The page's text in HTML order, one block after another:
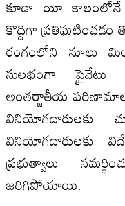
కూడా యీ కాలంలోనే
కొద్దిగా
రంగంలోని నూలు
సులభంగా ప్రైవేటు
అంతర్జాతీయ
వినియోగదారులకు
వినియోగదారులకు
ప్రభుత్వాలు
జరిగిపోయాయి.